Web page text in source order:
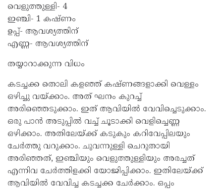
വെളുത്തുള്ളി- 4
ഇഞ്ചി- 1 കഷ്ണം
ഉപ്പ്- ആവശ്യത്തിന്
എണ്ണ- ആവശ്യത്തിന്
തയ്യാറാക്കുന്ന വിധം
കടച്ചക്ക തൊലി കളഞ്ഞ് കഷ്ണങ്ങളാക്കി വെള്ളം
ഒഴിച്ചു വയ്ക്കാം. അത് ഘനം കുറച്ച്
അരിഞ്ഞെടുക്കാം. ഇത് ആവിയിൽ വേവിച്ചെടുക്കാം.
ഒരു പാൻ അടുപ്പിൽ വച്ച് ചൂടാക്കി വെളിച്ചെണ്ണ
ഒഴിക്കാം. അതിലേയ്ക്ക് കടുകും കറിവേപ്പിലയും
ചേർത്തു വറുക്കാം. ചുവന്നുള്ളി ചെറുതായി
അരിഞ്ഞത്, ഇഞ്ചിയും വെളുത്തുള്ളിയും അരച്ചത്
എന്നിവ ചേർത്തിളക്കി യോജിപ്പിക്കാം. ഇതിലേയ്ക്ക്
ആവിയിൽ വേവിച്ച കടച്ചക്ക ചേർക്കാം. ഒപ്പം